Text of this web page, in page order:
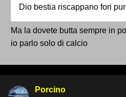
Dio bestia riscappano fori
Ma la dovete butta sempre in
io parlo solo di calcio
Porcino